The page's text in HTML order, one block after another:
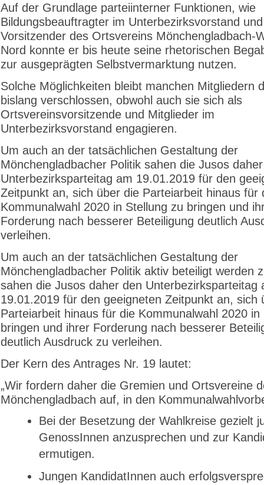
Auf der Grundlage parteiinterner Funktionen, wie
Bildungsbeauftragter im Unterbezirksvorstand und
Vorsitzender des Ortsvereins Mönchengladbach-
Nord konnte er bis heute seine rhetorischen
zur ausgeprägten Selbstvermarktung nutzen.
Solche Möglichkeiten bleibt manchen Mitgliedern
bislang verschlossen, obwohl auch sie sich als
Ortsvereinsvorsitzende und Mitglieder im
Unterbezirksvorstand engagieren.
Um auch an der tatsächlichen Gestaltung der
Mönchengladbacher Politik sahen die Jusos
Unterbezirksparteitag am 19.01.2019 für den
Zeitpunkt an, sich über die Parteiarbeit hinaus für
Kommunalwahl 2020 in Stellung zu bringen und
Forderung nach besserer Beteiligung deutlich
verleihen.
Um auch an der tatsächlichen Gestaltung der
Mönchengladbacher Politik aktiv beteiligt werden
sahen die Jusos daher den Unterbezirksparteitag
19.01.2019 für den geeigneten Zeitpunkt an, sich
Parteiarbeit hinaus für die Kommunalwahl 2020 in
bringen und ihrer Forderung nach besserer
deutlich Ausdruck zu verleihen.
Der Kern des Antrages Nr. 19 lautet:
„Wir fordern daher die Gremien und Ortsvereine
Mönchengladbach auf, in den
Bei der Besetzung der Wahlkreise gezielt
GenossInnen anzusprechen und zur
ermutigen.
Jungen KandidatInnen auch